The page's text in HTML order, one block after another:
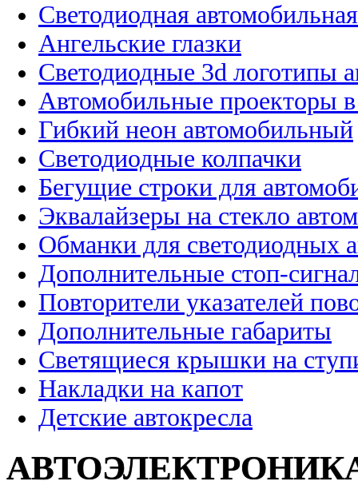
Светодиодная
Ангельские глазки
Светодиодные 3d логотипы
Автомобильные проекторы
Гибкий неон автомобильный
Светодиодные колпачки
Бегущие строки для
Эквалайзеры на стекло
Обманки для светодиодных
Дополнительные стоп-
Повторители указателей
Дополнительные габариты
Светящиеся крышки на
Накладки на капот
Детские автокресла